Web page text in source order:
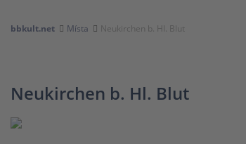
bbkult.net Místa Neukirchen b. Hl. Blut
Neukirchen b. Hl. Blut